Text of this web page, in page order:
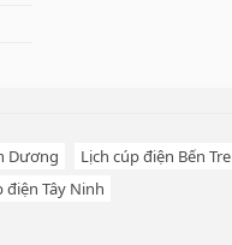
Dương
Lịch cúp điện Bến Tre
điện Tây Ninh